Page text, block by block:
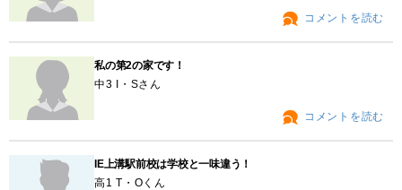
コメントを読む
私の第2の家です！
中3 I・Sさん
コメントを読む
IE上溝駅前校は学校と一味違う！
高1 T・Oくん